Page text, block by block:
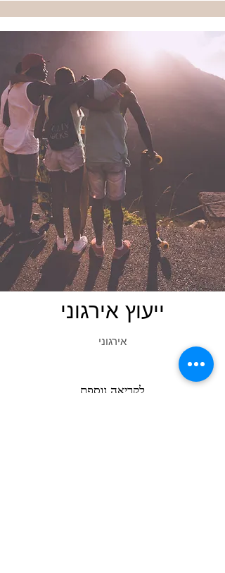
ייעוץ אירגוני
אירגוני
לקריאה נוספת